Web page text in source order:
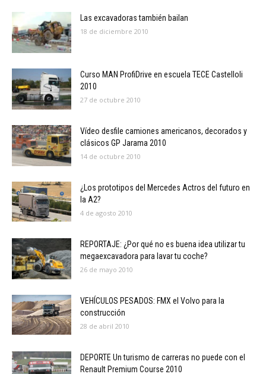
Las excavadoras también bailan
18 de diciembre 2010
Curso MAN ProfiDrive en escuela TECE Castelloli
2010
27 de octubre 2010
Vídeo desfile camiones americanos, decorados y
clásicos GP Jarama 2010
14 de octubre 2010
¿Los prototipos del Mercedes Actros del futuro en
la A2?
4 de agosto 2010
REPORTAJE: ¿Por qué no es buena idea utilizar tu
megaexcavadora para lavar tu coche?
26 de mayo 2010
VEHÍCULOS PESADOS: FMX el Volvo para la
construcción
28 de abril 2010
DEPORTE Un turismo de carreras no puede con el
Renault Premium Course 2010